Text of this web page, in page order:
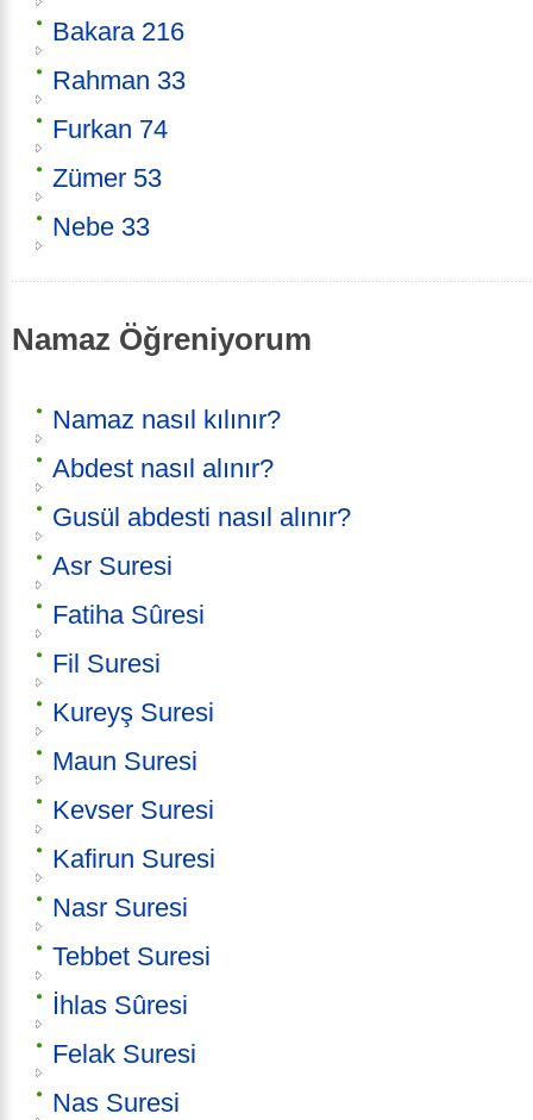
Bakara 216
Rahman 33
Furkan 74
Zümer 53
Nebe 33
Namaz Öğreniyorum
Namaz nasıl kılınır?
Abdest nasıl alınır?
Gusül abdesti nasıl alınır?
Asr Suresi
Fatiha Sûresi
Fil Suresi
Kureyş Suresi
Maun Suresi
Kevser Suresi
Kafirun Suresi
Nasr Suresi
Tebbet Suresi
İhlas Sûresi
Felak Suresi
Nas Suresi